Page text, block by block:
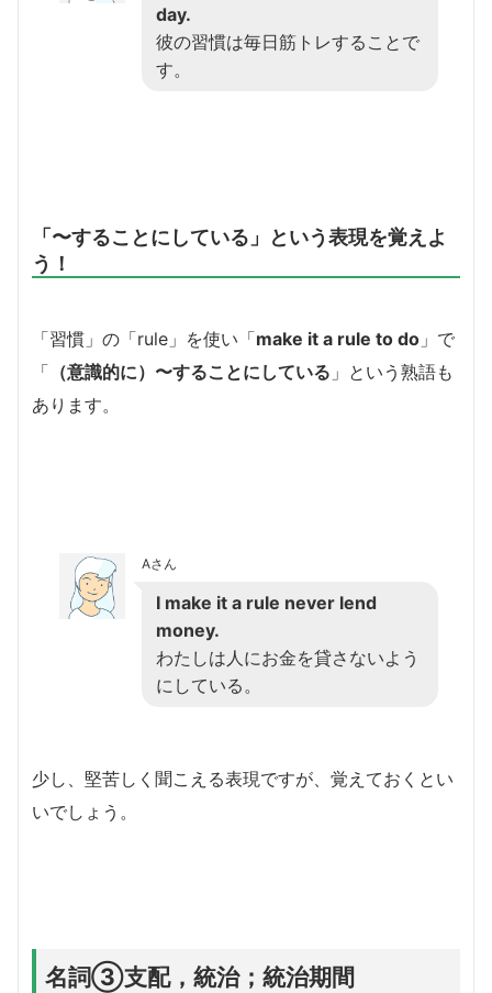
day.
彼の習慣は毎日筋トレすることで
す。
「〜することにしている」という表現を覚えよ
う！
「習慣」の「rule」を使い「make it a rule to do 」で
「 （意識的に）〜することにしている 」という熟語も
あります。
Aさん
I make it a rule never lend
money.
わたしは人にお金を貸さないよう
にしている。
少し、堅苦しく聞こえる表現ですが、覚えておくとい
いでしょう。
名詞③支配，統治；統治期間